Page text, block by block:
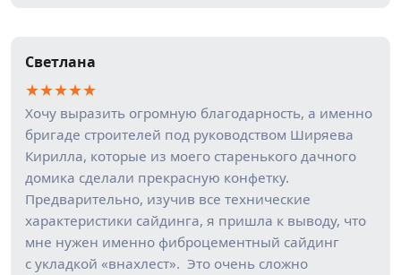
Светлана
★★★★★
Хочу выразить огромную благодарность, а именно
бригаде строителей под руководством Ширяева
Кирилла, которые из моего старенького дачного
домика сделали прекрасную конфетку.
Предварительно, изучив все технические
характеристики сайдинга, я пришла к выводу, что
мне нужен именно фиброцементный сайдинг
с укладкой «внахлест». Это очень сложно